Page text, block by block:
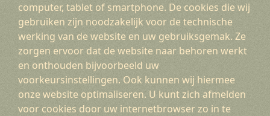
computer, tablet of smartphone. De cookies die wij
gebruiken zijn noodzakelijk voor de technische
werking van de website en uw gebruiksgemak. Ze
zorgen ervoor dat de website naar behoren werkt
en onthouden bijvoorbeeld uw
voorkeursinstellingen. Ook kunnen wij hiermee
onze website optimaliseren. U kunt zich afmelden
voor cookies door uw internetbrowser zo in te